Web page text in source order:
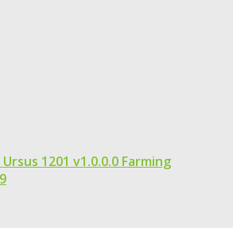
1201 v1.0.0.0 Farming